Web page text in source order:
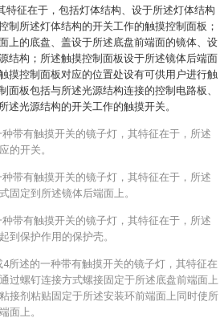
特征在于，包括灯体结构、设于所述灯体结构
制所述灯体结构的开关工作的触摸控制面板；
上的底盘、盖设于所述底盘前端面的镜体、设
结构；所述触摸控制面板设于所述镜体后端面
摸控制面板对应的位置处设有可供用户进行触
面板包括与所述光源结构连接的控制电路板、
述光源结构的开关工作的触摸开关。
带有触摸开关的镜子灯，其特征在于，所述
的开关。
带有触摸开关的镜子灯，其特征在于，所述
固定到所述镜体后端面上。
带有触摸开关的镜子灯，其特征在于，所述
到保护作用的保护壳。
所述的一种带有触摸开关的镜子灯，其特征在
过螺钉连接方式螺接固定于所述底盘前端面上
接剂粘贴固定于所述安装环前端面上同时使所
面上。